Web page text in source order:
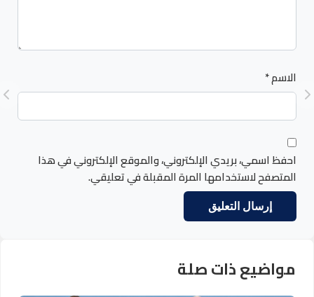
الاسم*
احفظ اسمي، بريدي الإلكتروني، والموقع الإلكتروني في هذا
المتصفح لاستخدامها المرة المقبلة في تعليقي.
مواضيع ذات صلة